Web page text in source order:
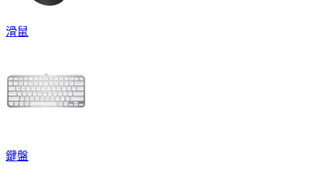
滑鼠
鍵盤